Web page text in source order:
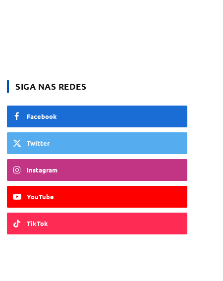
SIGA NAS REDES
Facebook
Twitter
Instagram
YouTube
TikTok